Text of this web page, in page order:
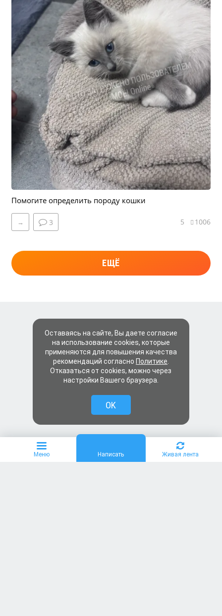
Помогите определить породу кошки
→ 3 5 1006
ЕЩЁ
Меню Написать Живая лента
Оставаясь на сайте, Вы даете согласие
на использование cookies, которые
применяются для повышения качества
рекомендаций согласно Политике
Отказаться от cookies, можно через
настройки Вашего браузера.
OK